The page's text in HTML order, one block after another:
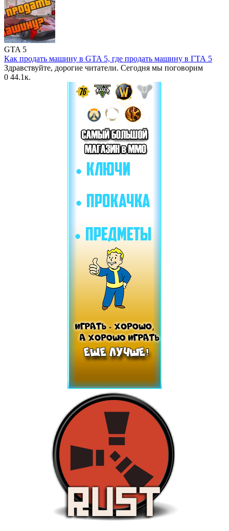
GTA 5
Как продать машину в GTA 5, где продать машину в ГТА 5
Здравствуйте, дорогие читатели. Сегодня мы поговорим
0 44.1к.